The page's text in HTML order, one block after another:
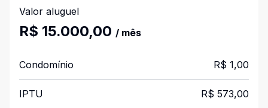
Valor aluguel
R$ 15.000,00 / mês
Condomínio R$ 1,00
IPTU R$ 573,00